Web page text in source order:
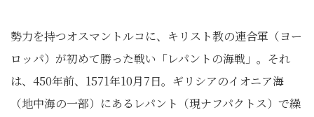
勢力を持つオスマントルコに、キリスト教の連合軍（ヨー
ロッパ）が初めて勝った戦い「レパントの海戦」。それ
は、450年前、1571年10月7日。ギリシアのイオニア海
（地中海の一部）にあるレパント（現ナフパクトス）で繰